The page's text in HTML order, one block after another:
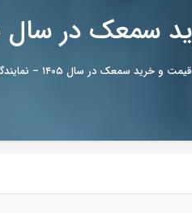
نمایندگی رسمی برندهای معتبر در نیک آوا
قیمت و خرید سمعک در سال ۱۴۰۵ – نمایندگی رسمی برندهای معتبر در نیک آوا